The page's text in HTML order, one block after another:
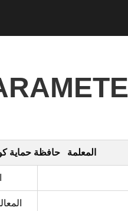
المعلمة حافظة حماية